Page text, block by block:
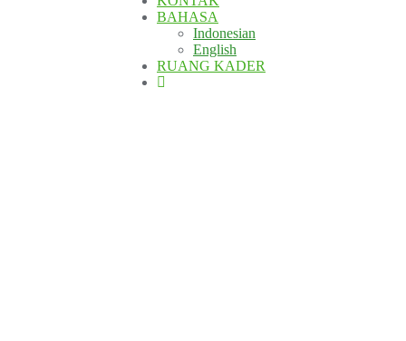
BAHASA
Indonesian
English
RUANG KADER